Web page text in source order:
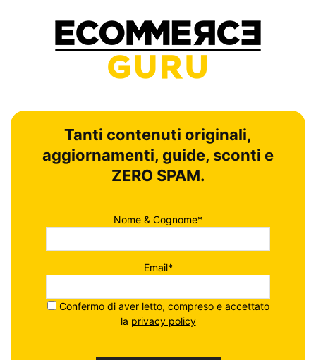
Tanti contenuti originali,
aggiornamenti, guide, sconti e
ZERO SPAM.
Nome & Cognome*
Email*
Confermo di aver letto, compreso e accettato
la privacy policy